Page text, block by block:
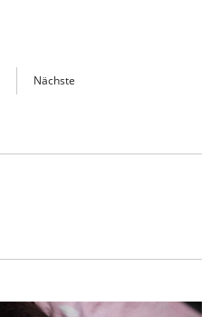
Nächste